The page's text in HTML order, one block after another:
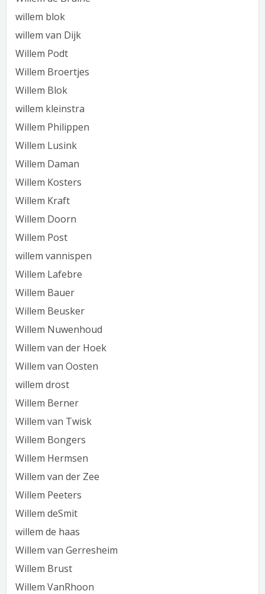
willem blok
willem van Dijk
Willem Podt
Willem Broertjes
Willem Blok
willem kleinstra
Willem Philippen
Willem Lusink
Willem Daman
Willem Kosters
Willem Kraft
Willem Doorn
Willem Post
willem vannispen
Willem Lafebre
Willem Bauer
Willem Beusker
Willem Nuwenhoud
Willem van der Hoek
Willem van Oosten
willem drost
Willem Berner
Willem van Twisk
Willem Bongers
Willem Hermsen
Willem van der Zee
Willem Peeters
Willem deSmit
willem de haas
Willem van Gerresheim
Willem Brust
Willem VanRhoon